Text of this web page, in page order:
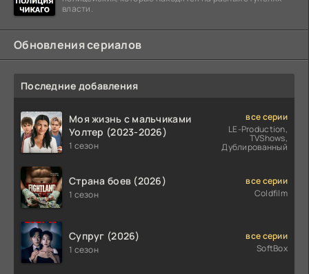
власти.
Обновления сериалов
Последние добавления
Моя жизнь с мальчиками
Уолтер (2023-2026)
1 сезон
все серии
LE-Production,
TVShows,
Дублированный
Страна боев (2026)
1 сезон
все серии
Coldfilm
Супруг (2026)
1 сезон
все серии
SoftBox